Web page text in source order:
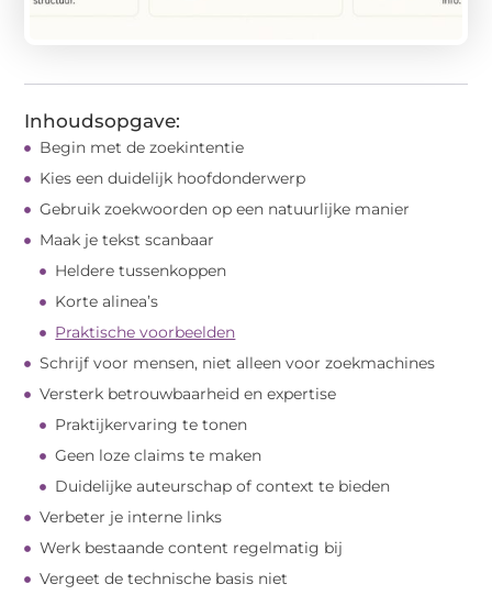
Inhoudsopgave:
Begin met de zoekintentie
Kies een duidelijk hoofdonderwerp
Gebruik zoekwoorden op een natuurlijke manier
Maak je tekst scanbaar
Heldere tussenkoppen
Korte alinea’s
Praktische voorbeelden
Schrijf voor mensen, niet alleen voor zoekmachines
Versterk betrouwbaarheid en expertise
Praktijkervaring te tonen
Geen loze claims te maken
Duidelijke auteurschap of context te bieden
Verbeter je interne links
Werk bestaande content regelmatig bij
Vergeet de technische basis niet